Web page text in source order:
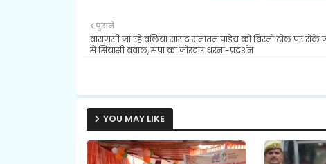
पुराने
वाराणसी जा रहे बलिया सांसद सनातन पांडेय को बिरनो टोल पर रोके
से सियासी बवाल, सपा का जोरदार धरना-प्रदर्शन
YOU MAY LIKE